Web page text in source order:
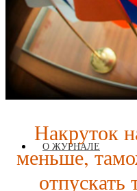
Журнал аккредитован при
Комиссии
ГЛАВНАЯ
О ЖУРНАЛЕ
Накруток
меньше,
отпускать